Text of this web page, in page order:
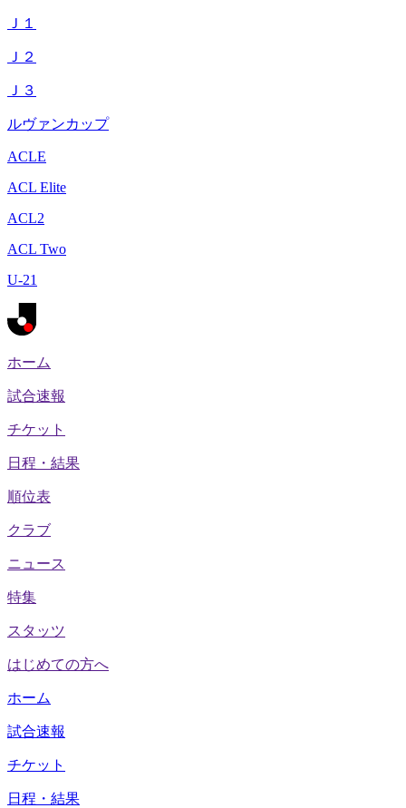
Ｊ１
Ｊ２
Ｊ３
ルヴァンカップ
ACLE
ACL Elite
ACL2
ACL Two
U-21
ホーム
試合速報
チケット
日程・結果
順位表
クラブ
ニュース
特集
スタッツ
はじめての方へ
ホーム
試合速報
チケット
日程・結果